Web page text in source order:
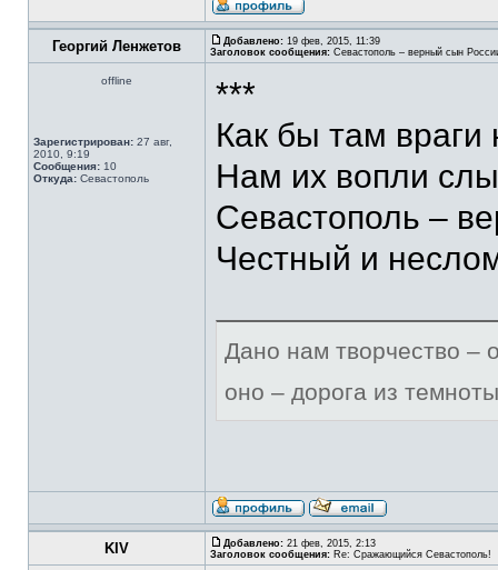
Георгий Ленжетов Добавлено: 19 фев, 2015, 11:39
Заголовок сообщения: Севастополь – верный сын
offline
Зарегистрирован: 27 авг,
2010, 9:19
Сообщения: 10
Откуда: Севастополь
***
Как бы там враги
Нам их вопли
Севастополь –
Честный и
Дано нам творчество –
оно – дорога из
KIV Добавлено: 21 фев, 2015, 2:13
Заголовок сообщения: Re: Сражающийся Севастополь!